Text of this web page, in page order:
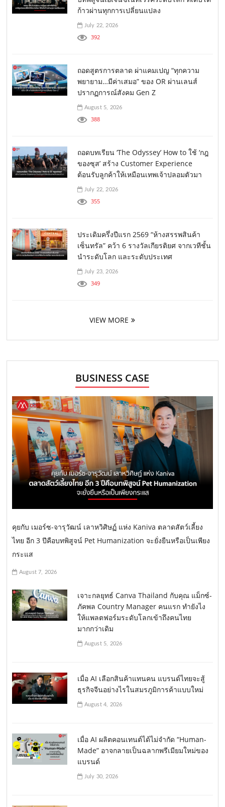
ก้าวผ่านทุกการเปลี่ยนแปลง
July 22, 2026
392
ถอดสูตรการตลาด ผ่าแคมเปญ “ทุกความ
พยายาม…มีค่าเสมอ” ของ OR ผ่านเลนส์
ปรากฏการณ์สังคม Gen Z
August 5, 2026
388
ถอดบทเรียน ‘The Odyssey’ How to ใช้ ‘กฎ
ของซุส’ สร้าง Customer Experience
ต้อนรับลูกค้าให้เหมือนเทพเจ้าปลอมตัวมา
July 22, 2026
355
ประเดิมครึ่งปีแรก 2569 “ห้างสรรพสินค้า
เซ็นทรัล” คว้า 6 รางวัลเกียรติยศ จากเวทีชั้น
นำระดับโลก และระดับประเทศ
July 23, 2026
349
VIEW MORE
BUSINESS CASE
คุยกับ เมอร์ซ-จารุวัฒน์ เลาหวิศิษฏ์ แห่ง Kaniva ตลาดสัตว์เลี้ยง
ไทย อีก 3 ปีคือบทพิสูจน์ Pet Humanization จะยั่งยืนหรือเป็นเพียง
กระแส
August 7, 2026
เจาะกลยุทธ์ Canva Thailand กับคุณ แม็กซ์-
ภัคพล Country Manager คนแรก ทำยังไง
ให้แพลตฟอร์มระดับโลกเข้าถึงคนไทย
มากกว่าเดิม
August 5, 2026
เมื่อ AI เลือกสินค้าแทนคน แบรนด์ไทยจะสู้
ธุรกิจจีนอย่างไรในสมรภูมิการค้าแบบใหม่
August 4, 2026
เมื่อ AI ผลิตคอนเทนต์ได้ไม่จำกัด “Human-
Made” อาจกลายเป็นฉลากพรีเมียมใหม่ของ
แบรนด์
July 30, 2026